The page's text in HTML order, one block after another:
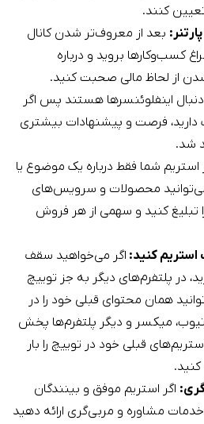
کنند.
بعد از معروف‌تر شدن کانال
کسب‌وکار‌ها بروید و درباره
از لحاظ مالی صحبت کنید.
اینفلوئنسر‌ها هستند پس اگر
دارید، فرصت و پیشنهادات بیشتری
شد.
استریم شما فقط درباره یک موضوع یا
محصولات و سرویس‌های
تبلیغ کنید و سهمی از هر فروش
استریم کنید: اگر می‌خواهید سقف
در پلتفرم‌های دیگر به جز توییچ
همان محتوای قبلی خود را در
میکسر و دیگر پلتفرم‌ها پخش
قبلی خود در توییچ را بار
کنید.
اگر استریم موفق و بینندگان
خدمات مشاوره و مربی‌گری ارائه دهید